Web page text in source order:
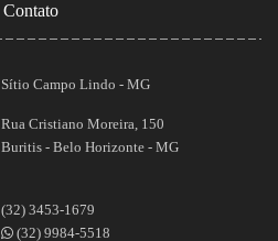
Contato
Sítio Campo Lindo - MG
Rua Cristiano Moreira, 150
Buritis - Belo Horizonte - MG
(32) 3453-1679
(32) 9984-5518